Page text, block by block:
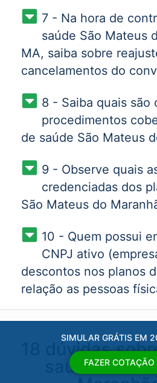
7 - Na hora de
saúde São Mateus
MA, saiba sobre
cancelamentos do
8 - Saiba quais são
procedimentos
de saúde São Mateus
9 - Observe quais
credenciadas dos
São Mateus do
10 - Quem possui
CNPJ ativo
descontos nos planos
relação as pessoas
18 dúvidas
saúde São
SIMULAR GRÁTIS EM
FAZER COTAÇÃO